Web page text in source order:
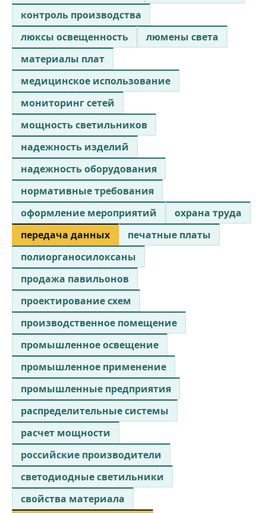
контроль производства
люксы освещенность
люмены света
материалы плат
медицинское использование
мониторинг сетей
мощность светильников
надежность изделий
надежность оборудования
нормативные требования
оформление мероприятий
охрана труда
передача данных
печатные платы
полиорганосилоксаны
продажа павильонов
проектирование схем
производственное помещение
промышленное освещение
промышленное применение
промышленные предприятия
распределительные системы
расчет мощности
российские производители
светодиодные светильники
свойства материала